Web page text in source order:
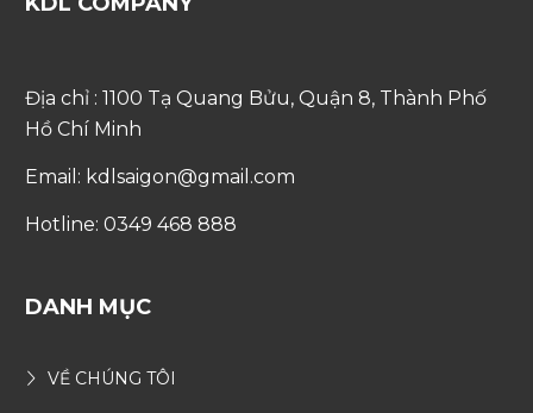
Địa chỉ : 1100 Tạ Quang Bửu, Quận 8, Thành Phố
Hồ Chí Minh
Email: kdlsaigon@gmail.com
Hotline: 0349 468 888
DANH MỤC
VỀ CHÚNG TÔI